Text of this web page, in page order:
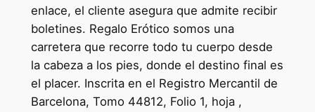
enlace, el cliente asegura que admite recibir
boletines. Regalo Erótico somos una
carretera que recorre todo tu cuerpo desde
la cabeza a los pies, donde el destino final es
el placer. Inscrita en el Registro Mercantil de
Barcelona, Tomo 44812, Folio 1, hoja ,